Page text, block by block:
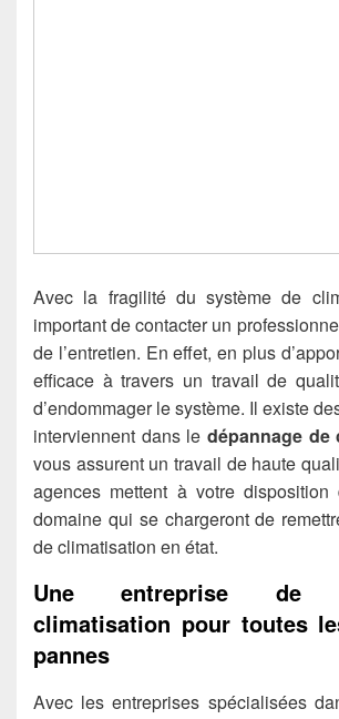
Avec la fragilité du système de
important de contacter un
de l’entretien. En effet, en plus
efficace à travers un travail de
d’endommager le système. Il existe
interviennent dans le dépannage de
vous assurent un travail de haute
agences mettent à votre
domaine qui se chargeront de
de climatisation en état.
Une entreprise de
climatisation pour toutes
pannes
Avec les entreprises spécialisées